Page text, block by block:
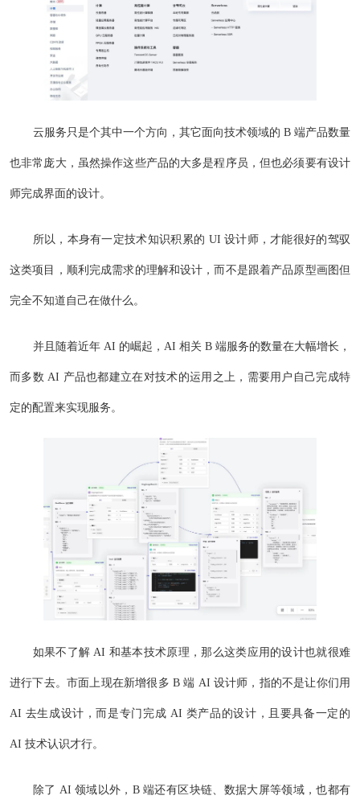
云服务只是个其中一个方向，其它面向技术领域的 B 端产品数量
也非常庞大，虽然操作这些产品的大多是程序员，但也必须要有设计
师完成界面的设计。
所以，本身有一定技术知识积累的 UI 设计师，才能很好的驾驭
这类项目，顺利完成需求的理解和设计，而不是跟着产品原型画图但
完全不知道自己在做什么。
并且随着近年 AI 的崛起，AI 相关 B 端服务的数量在大幅增长，
而多数 AI 产品也都建立在对技术的运用之上，需要用户自己完成特
定的配置来实现服务。
如果不了解 AI 和基本技术原理，那么这类应用的设计也就很难
进行下去。市面上现在新增很多 B 端 AI 设计师，指的不是让你们用
AI 去生成设计，而是专门完成 AI 类产品的设计，且要具备一定的
AI 技术认识才行。
除了 AI 领域以外，B 端还有区块链、数据大屏等领域，也都有